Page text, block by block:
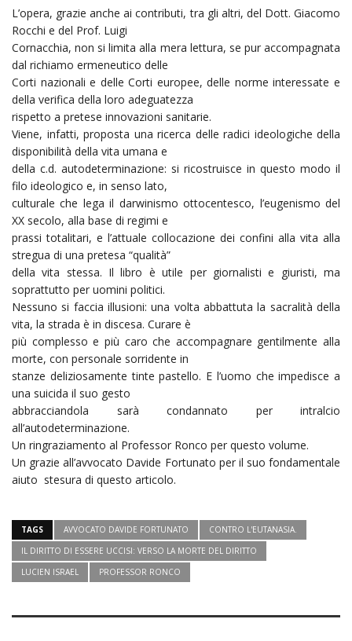
L’opera, grazie anche ai contributi, tra gli altri, del Dott. Giacomo
Rocchi e del Prof. Luigi
Cornacchia, non si limita alla mera lettura, se pur accompagnata
dal richiamo ermeneutico delle
Corti nazionali e delle Corti europee, delle norme interessate e
della verifica della loro adeguatezza
rispetto a pretese innovazioni sanitarie.
Viene, infatti, proposta una ricerca delle radici ideologiche della
disponibilità della vita umana e
della c.d. autodeterminazione: si ricostruisce in questo modo il
filo ideologico e, in senso lato,
culturale che lega il darwinismo ottocentesco, l’eugenismo del
XX secolo, alla base di regimi e
prassi totalitari, e l’attuale collocazione dei confini alla vita alla
stregua di una pretesa “qualità”
della vita stessa. Il libro è utile per giornalisti e giuristi, ma
soprattutto per uomini politici.
Nessuno si faccia illusioni: una volta abbattuta la sacralità della
vita, la strada è in discesa. Curare è
più complesso e più caro che accompagnare gentilmente alla
morte, con personale sorridente in
stanze deliziosamente tinte pastello. E l’uomo che impedisce a
una suicida il suo gesto
abbracciandola sarà condannato per intralcio
all’autodeterminazione.
Un ringraziamento al Professor Ronco per questo volume.
Un grazie all’avvocato Davide Fortunato per il suo fondamentale
aiuto stesura di questo articolo.
TAGS AVVOCATO DAVIDE FORTUNATO
CONTRO L'EUTANASIA.
IL DIRITTO DI ESSERE UCCISI: VERSO LA MORTE DEL DIRITTO
LUCIEN ISRAEL
PROFESSOR RONCO